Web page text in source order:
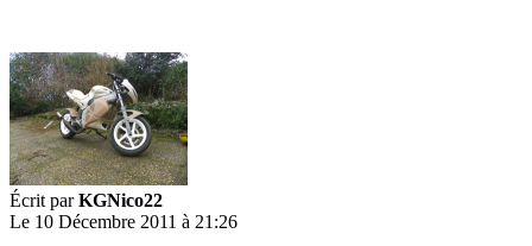
Écrit parKGNico22
Le 10 Décembre 2011 à 21:26